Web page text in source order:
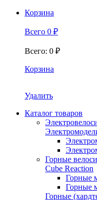
Корзина
Всего 0 ₽
Всего: 0 ₽
Корзина
Удалить
Каталог товаров
Горные
Cube Reaction
Горные
Горные
Горные